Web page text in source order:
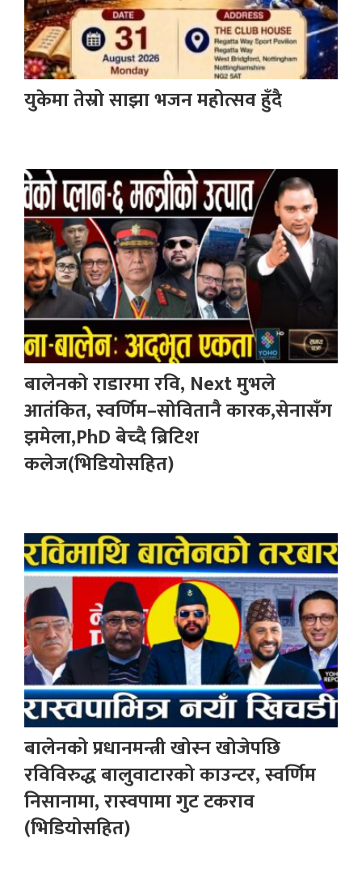
युकेमा तेस्रो साझा भजन महोत्सव हुँदै
बालेनको राडारमा रवि, Next मुभले
आतंकित, स्वर्णिम–सोवितानै कारक,सेनासँग
झमेला,PhD बेच्दै ब्रिटिश
कलेज(भिडियोसहित)
बालेनको प्रधानमन्त्री खोस्न खोजेपछि
रविविरुद्ध बालुवाटारको काउन्टर, स्वर्णिम
निसानामा, रास्वपामा गुट टकराव
(भिडियोसहित)